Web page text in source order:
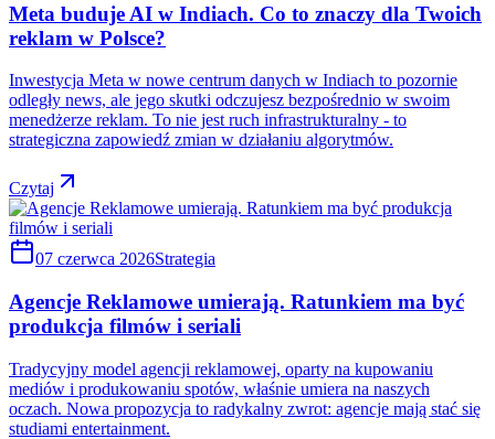
Meta buduje AI w Indiach. Co to znaczy dla Twoich
reklam w Polsce?
Inwestycja Meta w nowe centrum danych w Indiach to pozornie
odległy news, ale jego skutki odczujesz bezpośrednio w swoim
menedżerze reklam. To nie jest ruch infrastrukturalny - to
strategiczna zapowiedź zmian w działaniu algorytmów.
Czytaj
07 czerwca 2026Strategia
Agencje Reklamowe umierają. Ratunkiem ma być
produkcja filmów i seriali
Tradycyjny model agencji reklamowej, oparty na kupowaniu
mediów i produkowaniu spotów, właśnie umiera na naszych
oczach. Nowa propozycja to radykalny zwrot: agencje mają stać się
studiami entertainment.